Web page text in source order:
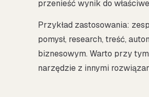
przenieść wynik do
Przykład zastosowania:
pomysł, research, treść,
biznesowym. Warto przy
narzędzie z innymi